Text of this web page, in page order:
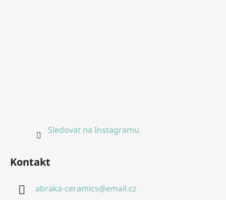
Sledovat na Instagramu
Kontakt
abraka-ceramics@email.cz